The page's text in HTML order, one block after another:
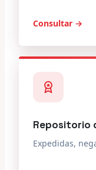
Consultar →
Repositorio
Expedidas,